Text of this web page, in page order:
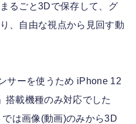
るごと3Dで保存して、グ
、自由な視点から見回す動
サーを使うため iPhone 12
搭載機種のみ対応でした
は画像(動画)のみから3D